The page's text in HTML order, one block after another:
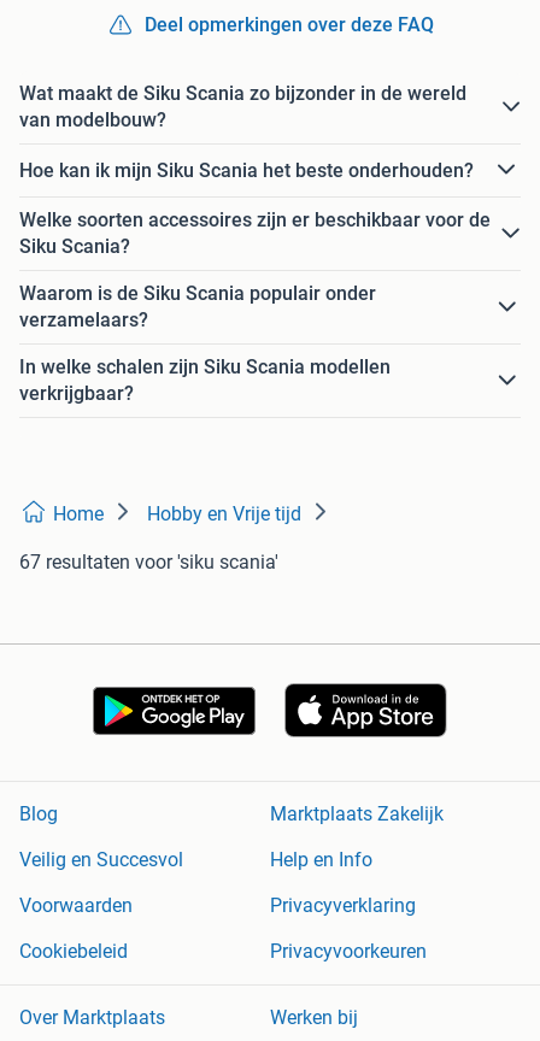
Deel opmerkingen over deze FAQ
Wat maakt de Siku Scania zo bijzonder in de wereld
van modelbouw?
Hoe kan ik mijn Siku Scania het beste onderhouden?
Welke soorten accessoires zijn er beschikbaar voor de
Siku Scania?
Waarom is de Siku Scania populair onder
verzamelaars?
In welke schalen zijn Siku Scania modellen
verkrijgbaar?
Home Hobby en Vrije tijd
67 resultaten voor 'siku scania'
Blog
Marktplaats Zakelijk
Veilig en Succesvol
Help en Info
Voorwaarden
Privacyverklaring
Cookiebeleid
Privacyvoorkeuren
Over Marktplaats Werken bij